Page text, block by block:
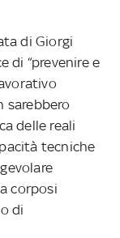
di Giorgi
di “prevenire e
sarebbero
delle reali
tecniche
corposi
di